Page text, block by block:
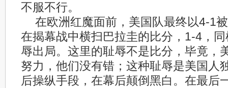
不服不行。
在欧洲红魔面前，美国队最终以4-1
在揭幕战中横扫巴拉圭的比分，1-4，
辱出局。这里的耻辱不是比分，毕竟，
努力，他们没有错；这种耻辱是美国人
后操纵手段，在幕后颠倒黑白。在最后